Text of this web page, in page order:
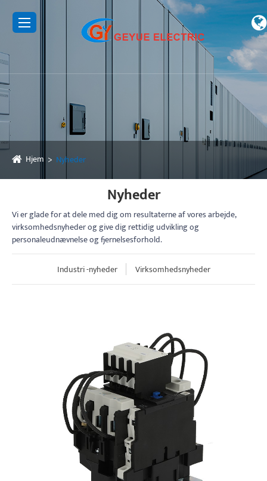
Hjem Nyheder
Nyheder
Vi er glade for at dele med dig om resultaterne af vores arbejde,
virksomhedsnyheder og give dig rettidig udvikling og
personaleudnævnelse og fjernelsesforhold.
Industri -nyheder Virksomhedsnyheder